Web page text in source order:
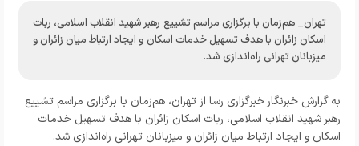
تهران_ هم‌زمان با برگزاری مراسم تشییع رهبر شهید انقلاب اسلامی، ربات
اسکان زائران با هدف تسهیل خدمات اسکان و ایجاد ارتباط میان زائران و
میزبانان تهرانی راه‌اندازی شد.
به گزارش خبرنگار خبرگزاری رسا از تهران، هم‌زمان با برگزاری مراسم تشییع
رهبر شهید انقلاب اسلامی، ربات اسکان زائران با هدف تسهیل خدمات
اسکان و ایجاد ارتباط میان زائران و میزبانان تهرانی راه‌اندازی شد.